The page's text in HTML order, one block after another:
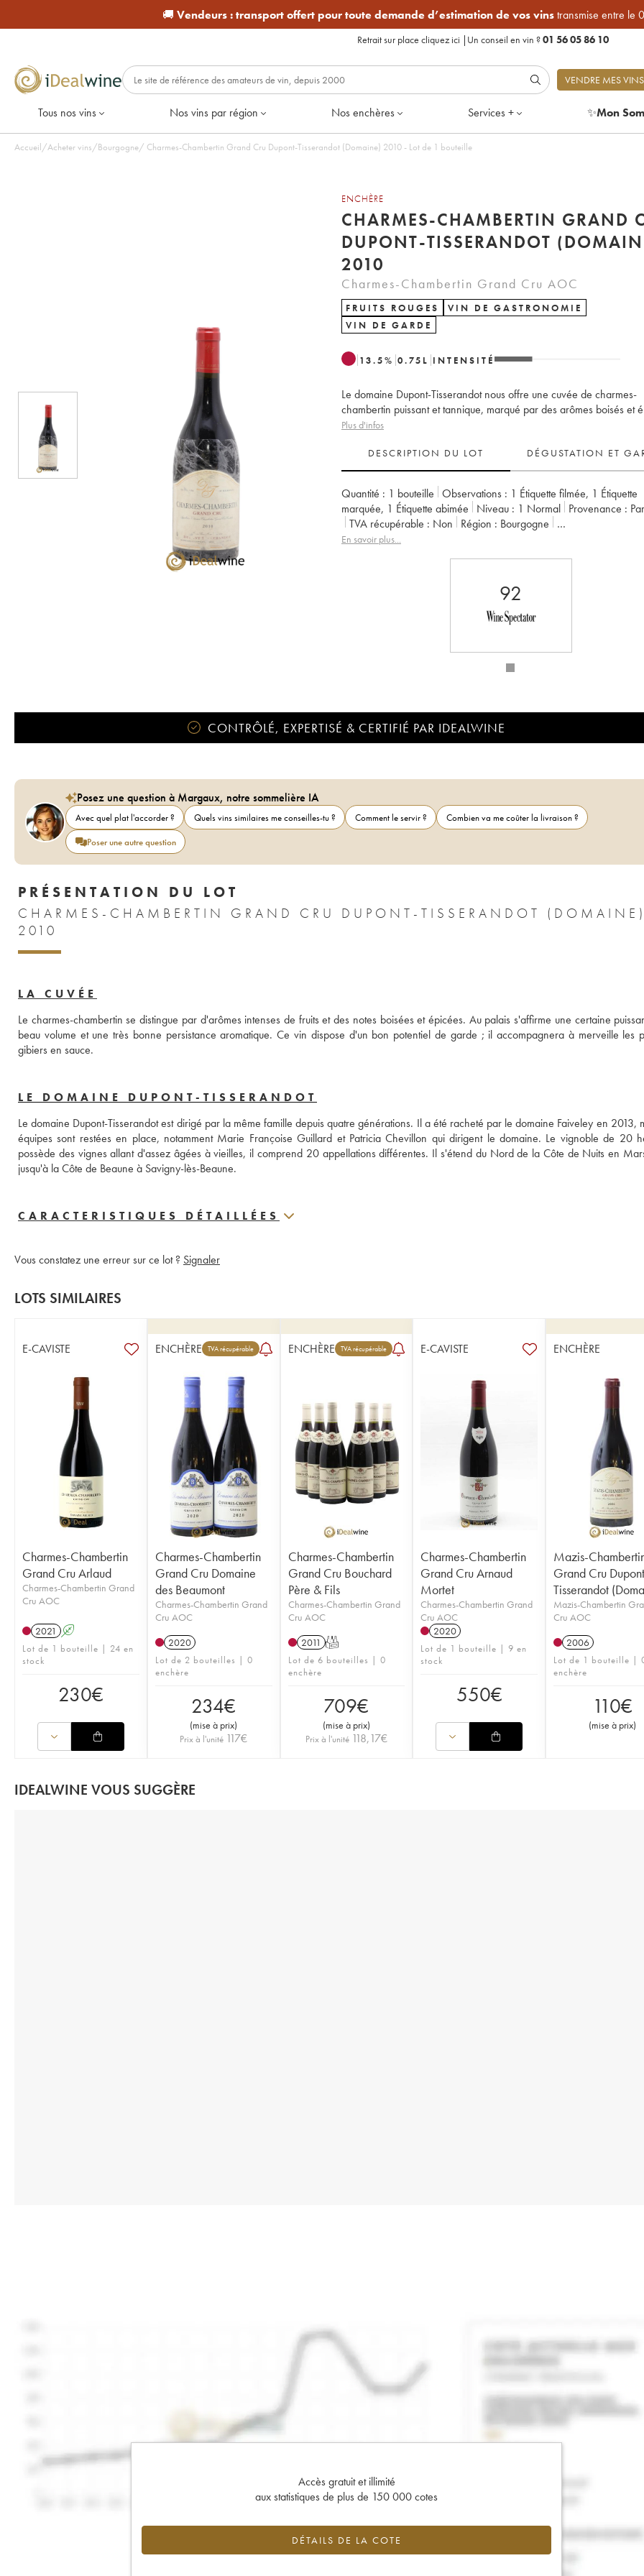
🚚 Vendeurs :transport offert pour toute demande d’estimation de vos vinstransmise entre le
Retrait sur place cliquez ici | Un conseil en vin ?01 56 05 86 10
VENDRE MES VINS
Tous nos vins Nos vins par région Nos enchères Services + ✨Mon
Accueil/Acheter vins/Bourgogne/ Charmes-Chambertin Grand Cru Dupont-Tisserandot (Domaine) 2010 - Lot de 1 bouteille
ENCHÈRE
CHARMES-CHAMBERTIN GRAND
DUPONT-TISSERANDOT
2010
Charmes-Chambertin Grand Cru AOC
FRUITS ROUGES
VIN DE GASTRONOMIE
VIN DE GARDE
13.5% 0.75 L INTENSITÉ
Le domaine Dupont-Tisserandot nous offre une cuvée de charmes-
chambertin puissant et tannique, marqué par des arômes boisés et
Plus d'infos
DESCRIPTION DU LOT DÉGUSTATION ET
Quantité : 1 bouteille Observations : 1 Étiquette filmée, 1 Étiquette
marquée, 1 Étiquette abimée Niveau : 1 Normal Provenance :
TVA récupérable :
non Région :
Bourgogne
Appellation :
En savoir plus...
92
CONTRÔLÉ, EXPERTISÉ & CERTIFIÉ PAR IDEALWINE
Posez une question à Margaux, notre sommelière IA
Avec quel plat l'accorder ? Quels vins similaires me conseilles-tu ? Comment le servir ?
Combien va me coûter la livraison ?
Poser une autre question
PRÉSENTATION DU LOT
CHARMES-CHAMBERTIN GRAND CRU DUPONT-TISSERANDOT
2010
LA CUVÉE
Le charmes-chambertin se distingue par d'arômes intenses de fruits et des notes boisées et épicées. Au palais s'affirme une certaine
beau volume et une très bonne persistance aromatique. Ce vin dispose d'un bon potentiel de garde ; il accompagnera à merveille les
gibiers en sauce.
LE DOMAINE DUPONT-TISSERANDOT
Le domaine Dupont-Tisserandot est dirigé par la même famille depuis quatre générations. Il a été racheté par le domaine Faiveley en 2013,
équipes sont restées en place, notamment Marie Françoise Guillard et Patricia Chevillon qui dirigent le domaine. Le vignoble de 20
possède des vignes allant d'assez âgées à vieilles, il comprend 20 appellations différentes. Il s'étend du Nord de la Côte de Nuits en
jusqu'à la Côte de Beaune à Savigny-lès-Beaune.
CARACTERISTIQUES DÉTAILLÉES
Vous constatez une erreur sur ce lot ? Signaler
LOTS SIMILAIRES
E-CAVISTE
Charmes-Chambertin
Grand Cru Arlaud
Charmes-Chambertin Grand
Cru AOC
2021 A
Lot de 1 bouteille | 24 en
stock
230€
ENCHÈRE TVA récupérable
Charmes-Chambertin
Grand Cru Domaine
des Beaumont
Charmes-Chambertin Grand
Cru AOC
2020
Lot de 2 bouteilles | 0
enchère
234€
(mise à prix)
Prix à l'unité 117€
ENCHÈRE TVA récupérable
Charmes-Chambertin
Grand Cru Bouchard
Père & Fils
Charmes-Chambertin Grand
Cru AOC
2011 T
Lot de 6 bouteilles | 0
enchère
709€
(mise à prix)
Prix à l'unité 118,17€
E-CAVISTE
Charmes-Chambertin
Grand Cru Arnaud
Mortet
Charmes-Chambertin Grand
Cru AOC
2020
Lot de 1 bouteille | 9 en
stock
550€
ENCHÈRE
Mazis-
Grand Cru
Tisserandot
Mazis-Chambertin
Cru AOC
2006
Lot de 1 bouteille |
enchère
110€
(mise à prix)
IDEALWINE VOUS SUGGÈRE
Accès gratuit et illimité
aux statistiques de plus de 150 000 cotes
DÉTAILS DE LA COTE